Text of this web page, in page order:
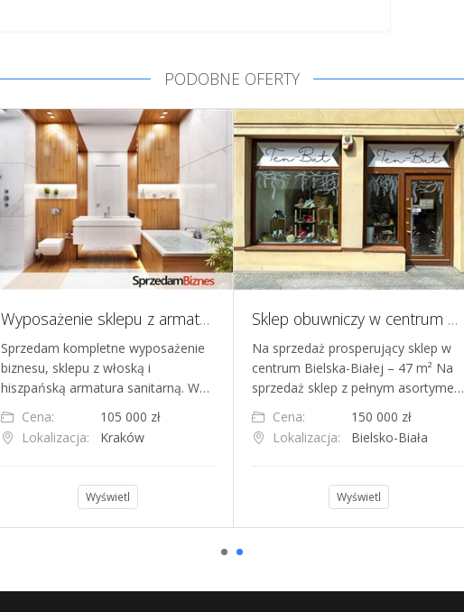
PODOBNE OFERTY
Wyposażenie sklepu z armaturą sanitarną
Sprzedam kompletne wyposażenie
biznesu, sklepu z włoską i
hiszpańską armatura sanitarną. W…
Cena:
105 000 zł
Lokalizacja:
Kraków
Wyświetl
Sklep obuwniczy w centrum miasta
Na sprzedaż prosperujący sklep w
centrum Bielska-Białej – 47 m² Na
sprzedaż sklep z pełnym asortyme…
Cena:
150 000 zł
Lokalizacja:
Bielsko-Biała
Wyświetl